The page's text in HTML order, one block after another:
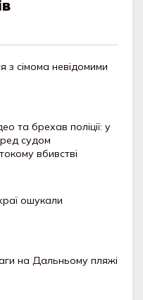
з сімома невідомими
та брехав поліції: у
судом
вбивстві
ошукали
на Дальньому пляжі